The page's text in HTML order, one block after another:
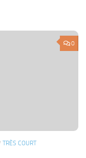
0
TRÈS COURT